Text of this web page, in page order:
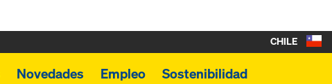
Novedades Empleo Sostenibilidad
CHILE